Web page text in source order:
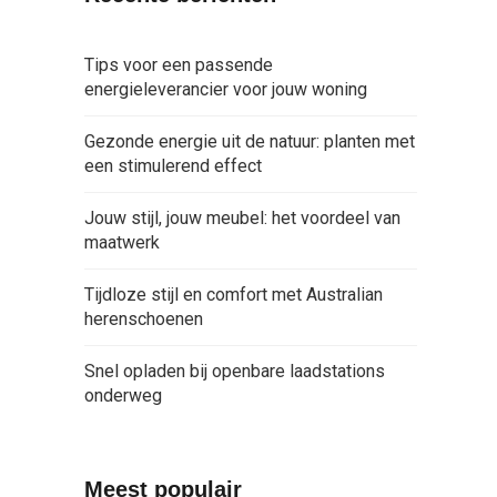
Tips voor een passende
energieleverancier voor jouw woning
Gezonde energie uit de natuur: planten met
een stimulerend effect
Jouw stijl, jouw meubel: het voordeel van
maatwerk
Tijdloze stijl en comfort met Australian
herenschoenen
Snel opladen bij openbare laadstations
onderweg
Meest populair